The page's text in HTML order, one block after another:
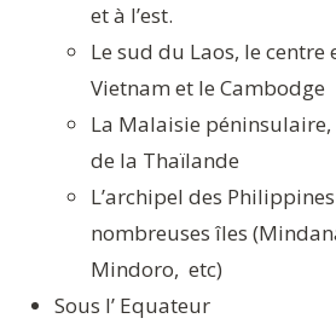
et à l’est.
Le sud du Laos, le centre
Vietnam et le Cambodge
La Malaisie
de la Thaïlande
L’archipel des
nombreuses îles
Mindoro, etc)
Sous l’ Equateur